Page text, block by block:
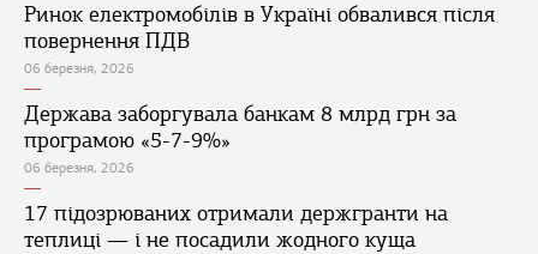
Ринок електромобілів в Україні обвалився після
повернення ПДВ
06 березня, 2026
Держава заборгувала банкам 8 млрд грн за
програмою «5-7-9%»
06 березня, 2026
17 підозрюваних отримали держгранти на
теплиці — і не посадили жодного куща